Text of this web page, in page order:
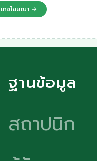
กจโฆษณา →
ฐานข้อมูล
สถาปนิก